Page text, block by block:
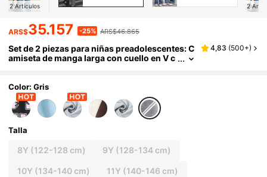
2 Artículos
capucha para
preadolescentes
2
ARS$35.157 -25% ARS$46.865
Set de 2 piezas para niñas preadolescentes: C
amiseta de manga larga con cuello en V c
ortivo casual cómodo para primavera/otoño
4,83 (500+)
Color: Gris
Talla
8Y (122-128 cm) 9Y (128-134 cm)
10Y (134-140 cm) 11Y (140-146 cm)